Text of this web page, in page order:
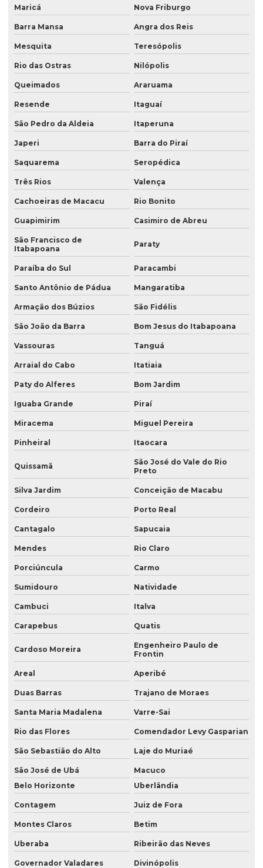
Maricá Nova Friburgo
Barra Mansa Angra dos Reis
Mesquita Teresópolis
Rio das Ostras Nilópolis
Queimados Araruama
Resende Itaguaí
São Pedro da Aldeia Itaperuna
Japeri Barra do Piraí
Saquarema Seropédica
Três Rios Valença
Cachoeiras de Macacu Rio Bonito
Guapimirim Casimiro de Abreu
São Francisco de
Itabapoana
Paraty
Paraíba do Sul Paracambi
Santo Antônio de Pádua Mangaratiba
Armação dos Búzios São Fidélis
São João da Barra Bom Jesus do Itabapoana
Vassouras Tanguá
Arraial do Cabo Itatiaia
Paty do Alferes Bom Jardim
Iguaba Grande Piraí
Miracema Miguel Pereira
Pinheiral Itaocara
Quissamã
São José do Vale do Rio
Preto
Silva Jardim Conceição de Macabu
Cordeiro Porto Real
Cantagalo Sapucaia
Mendes Rio Claro
Porciúncula Carmo
Sumidouro Natividade
Cambuci Italva
Carapebus Quatis
Cardoso Moreira
Engenheiro Paulo de
Frontin
Areal Aperibé
Duas Barras Trajano de Moraes
Santa Maria Madalena Varre-Sai
Rio das Flores Comendador Levy Gasparian
São Sebastião do Alto Laje do Muriaé
São José de Ubá
Macuco
Belo Horizonte
Uberlândia
Contagem Juiz de Fora
Montes Claros Betim
Uberaba Ribeirão das Neves
Governador Valadares Divinópolis